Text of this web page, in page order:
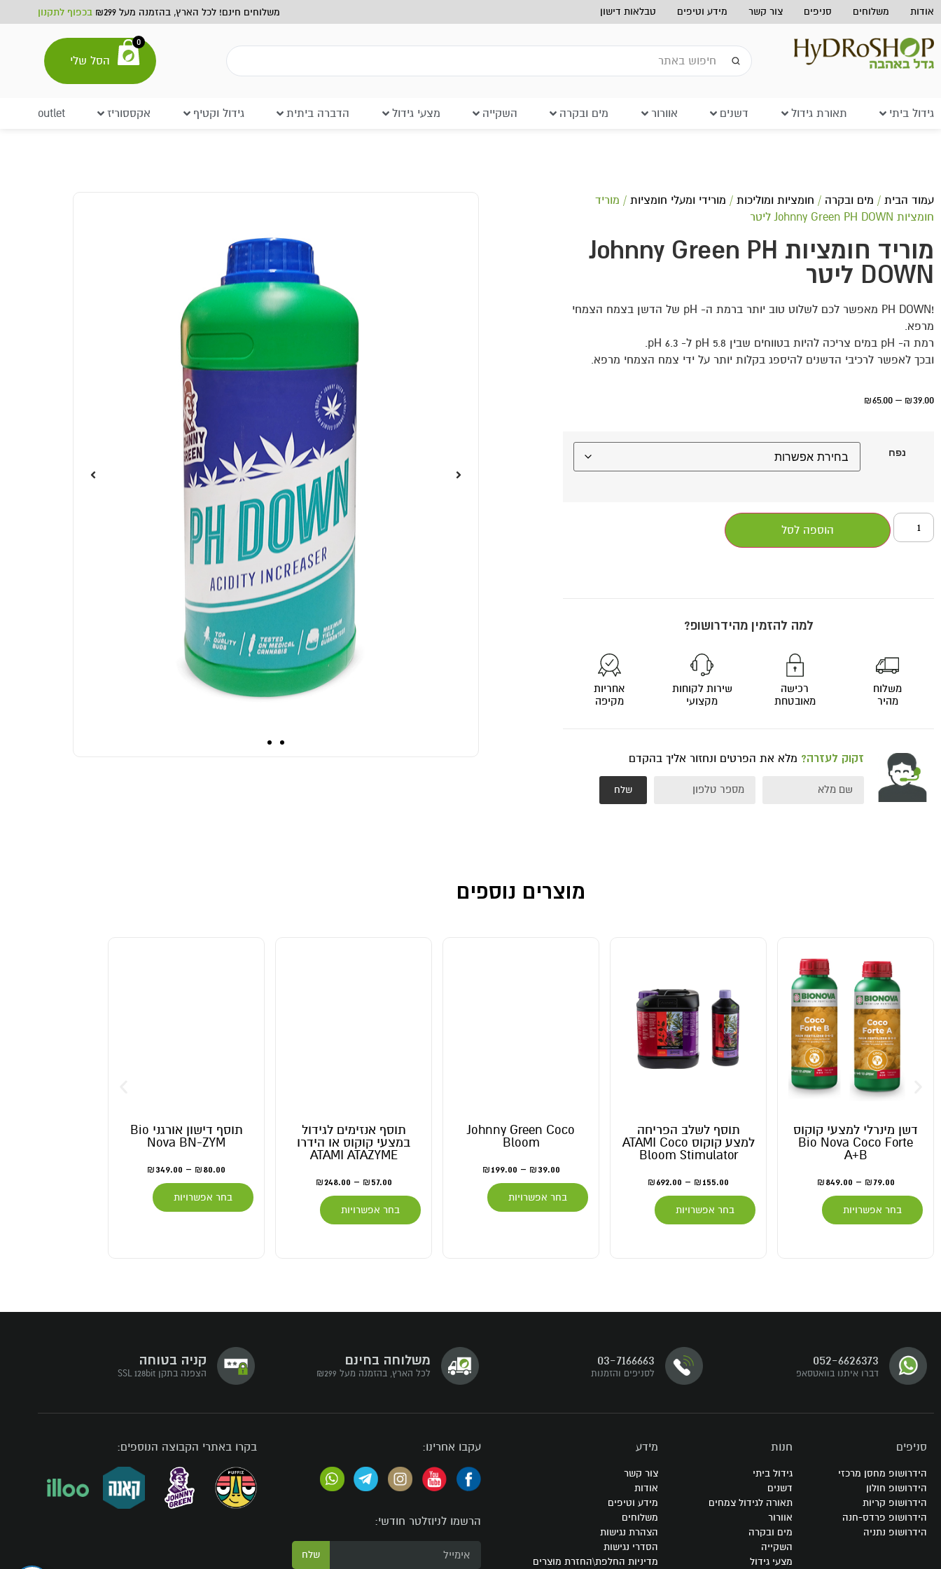
אודות משלוחים סניפים צור קשר מידע וטיפים טבלאות דישון משלוחים חינם! לכל הארץ, בהזמנה מעל ₪299 בכפוף לתקנון
0
הסל שלי
גידול ביתי תאורת גידול דשנים אוורור מים ובקרה השקייה מצעי גידול הדברה ביתית גידול וקטיף אקססוריז outlet
עמוד הבית / מים ובקרה / חומציות ומוליכות / מורידי ומעלי חומציות / מוריד
חומציות Johnny Green PH DOWN ליטר
מוריד חומציות Johnny Green PH
DOWN ליטר
!PH DOWN מאפשר לכם לשלוט טוב יותר ברמת ה- pH של הדשן בצמח הצמחי
מרפא.
רמת ה- pH במים צריכה להיות בטווחים שבין pH 5.8 ל- pH 6.3.
ובכך לאפשר לרכיבי הדשנים להיספג בקלות יותר על ידי צמח הצמחי מרפא.
₪39.00
–
₪65.00
נפח
הוספה לסל
למה להזמין מהידרושופ?
משלוח
מהיר
רכישה
מאובטחת
שירות לקוחות
מקצועי
אחריות
מקיפה
זקוק לעזרה? מלא את הפרטים ונחזור אליך בהקדם
שלח
מוצרים נוספים
דשן מינרלי למצעי קוקוס
Bio Nova Coco Forte
A+B
₪79.00
–
₪849.00
בחר אפשרויות
תוסף לשלב הפריחה
למצע קוקוס ATAMI Coco
Bloom Stimulator
₪155.00
–
₪692.00
בחר אפשרויות
Johnny Green Coco
Bloom
₪39.00
–
₪199.00
בחר אפשרויות
תוסף אנזימים לגידול
במצעי קוקוס או הידרו
ATAMI ATAZYME
₪57.00
–
₪248.00
בחר אפשרויות
תוסף דישון אורגני Bio
Nova BN-ZYM
₪80.00
–
₪349.00
בחר אפשרויות
עקבו אחרינו
052-6626373
דברו איתנו בוואטסאפ
03-7166663
לסניפים והזמנות
משלוחה בחינם
לכל הארץ, בהזמנה מעל ₪299
קניה בטוחה
הצפנה בתקן SSL 128bit
סניפים
הידרושופ מחסן מרכזי
הידרושופ חולון
הידרושופ קריות
הידרושופ פרדס-חנה
הידרושופ נתניה
חנות
גידול ביתי
דשנים
תאורה לגידול צמחים
אוורור
מים ובקרה
השקייה
מצעי גידול
מידע
צור קשר
אודות
מידע וטיפים
משלוחים
הצהרת נגישות
הסדרי נגישות
מדיניות החלפת\החזרת מוצרים
עקבו אחרינו:
הרשמו לניוזלטר חודשי:
שלח
בקרו באתרי הקבוצה הנוספים: